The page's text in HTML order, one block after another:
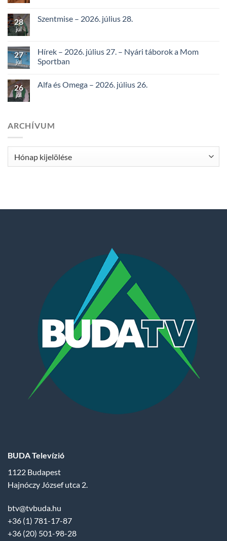
28
júl
Szentmise – 2026. július 28.
27
júl
Hírek – 2026. július 27. – Nyári táborok a Mom
Sportban
26
júl
Alfa és Omega – 2026. július 26.
ARCHÍVUM
BUDA Televízió
1122 Budapest
Hajnóczy József utca 2.
btv@tvbuda.hu
+36 (1) 781-17-87
+36 (20) 501-98-28